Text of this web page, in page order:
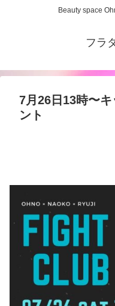
Beauty space
フラ
7月26日13時〜
ント